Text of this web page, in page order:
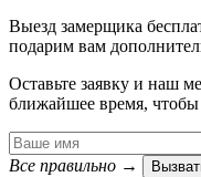
Выезд замерщика
подарим вам
Оставьте заявку и наш
ближайшее время, чтобы
Все правильно →